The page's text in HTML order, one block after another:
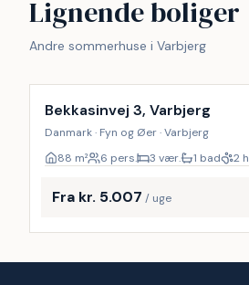
Lignende boliger
Andre sommerhuse i Varbjerg
Bekkasinvej 3, Varbjerg
Danmark · Fyn og Øer · Varbjerg
88 m² 6 pers. 3 vær. 1 bad 2
Fra kr. 5.007 / uge